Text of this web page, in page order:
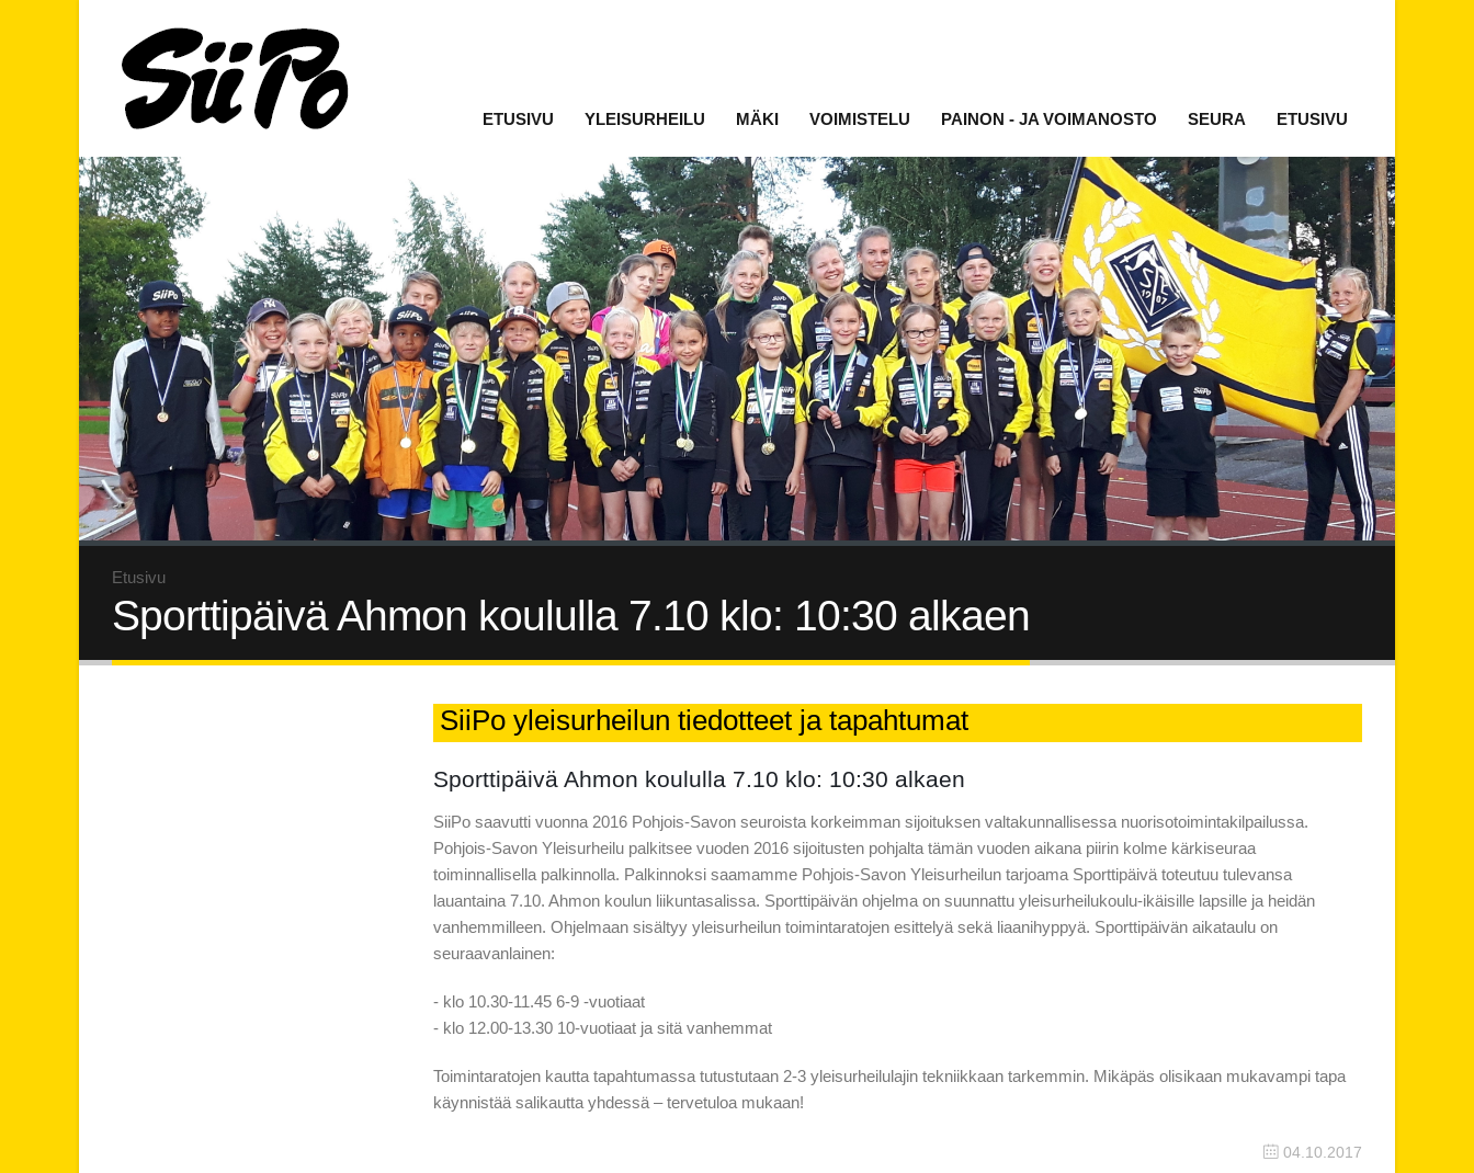
ETUSIVU YLEISURHEILU MÄKI VOIMISTELU PAINON - JA VOIMANOSTO SEURA ETUSIVU
Etusivu
Sporttipäivä Ahmon koululla 7.10 klo: 10:30 alkaen
SiiPo yleisurheilun tiedotteet ja tapahtumat
Sporttipäivä Ahmon koululla 7.10 klo: 10:30 alkaen
SiiPo saavutti vuonna 2016 Pohjois-Savon seuroista korkeimman sijoituksen valtakunnallisessa nuorisotoimintakilpailussa.
Pohjois-Savon Yleisurheilu palkitsee vuoden 2016 sijoitusten pohjalta tämän vuoden aikana piirin kolme kärkiseuraa
toiminnallisella palkinnolla. Palkinnoksi saamamme Pohjois-Savon Yleisurheilun tarjoama Sporttipäivä toteutuu tulevansa
lauantaina 7.10. Ahmon koulun liikuntasalissa. Sporttipäivän ohjelma on suunnattu yleisurheilukoulu-ikäisille lapsille ja heidän
vanhemmilleen. Ohjelmaan sisältyy yleisurheilun toimintaratojen esittelyä sekä liaanihyppyä. Sporttipäivän aikataulu on
seuraavanlainen:
- klo 10.30-11.45 6-9 -vuotiaat
- klo 12.00-13.30 10-vuotiaat ja sitä vanhemmat
Toimintaratojen kautta tapahtumassa tutustutaan 2-3 yleisurheilulajin tekniikkaan tarkemmin. Mikäpäs olisikaan mukavampi tapa
käynnistää salikautta yhdessä – tervetuloa mukaan!
04.10.2017